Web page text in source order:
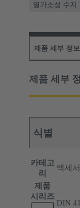
열가소성 수지
제품 세부 정보
제품 세부
식별
카테고
리
액세서
제품
시리즈
DIN